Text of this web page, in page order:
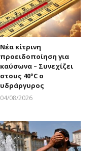
Νέα κίτρινη
προειδοποίηση για
καύσωνα – Συνεχίζει
στους 40°C ο
υδράργυρος
04/08/2026